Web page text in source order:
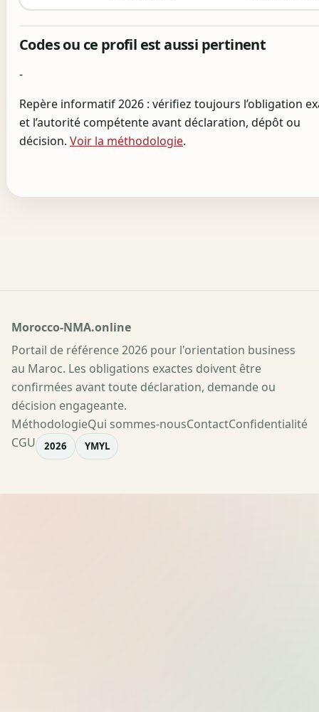
Codes ou ce profil est aussi pertinent
-
Repère informatif 2026 : vérifiez toujours l’obligation
et l’autorité compétente avant déclaration, dépôt ou
décision. Voir la méthodologie.
Morocco-NMA.online
Portail de référence 2026 pour l'orientation business
au Maroc. Les obligations exactes doivent être
confirmées avant toute déclaration, demande ou
décision engageante.
MéthodologieQui sommes-nousContactConfidentialité
CGU
2026 YMYL